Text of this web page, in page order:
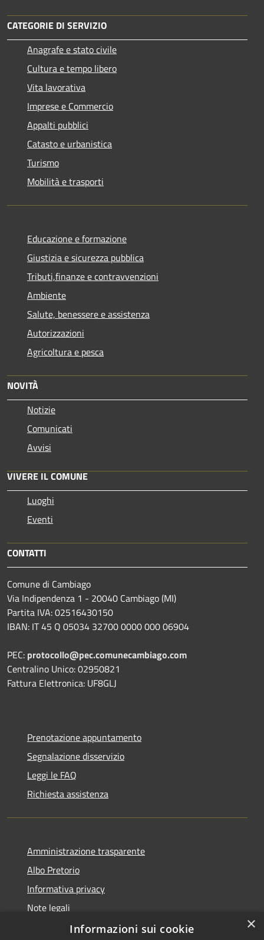
CATEGORIE DI SERVIZIO
Anagrafe e stato civile
Cultura e tempo libero
Vita lavorativa
Imprese e Commercio
Appalti pubblici
Catasto e urbanistica
Turismo
Mobilità e trasporti
Educazione e formazione
Giustizia e sicurezza pubblica
Tributi,finanze e contravvenzioni
Ambiente
Salute, benessere e assistenza
Autorizzazioni
Agricoltura e pesca
NOVITÀ
Notizie
Comunicati
Avvisi
VIVERE IL COMUNE
Luoghi
Eventi
CONTATTI
Comune di Cambiago
Via Indipendenza 1 - 20040 Cambiago (MI)
Partita IVA: 02516430150
IBAN: IT 45 Q 05034 32700 0000 000 06904
PEC: protocollo@pec.comunecambiago.com
Centralino Unico: 02950821
Fattura Elettronica: UF8GLJ
Prenotazione appuntamento
Segnalazione disservizio
Leggi le FAQ
Richiesta assistenza
Amministrazione trasparente
Albo Pretorio
Informativa privacy
Note legali
Dichiarazione di accessibilità
×
Informazioni sui cookie